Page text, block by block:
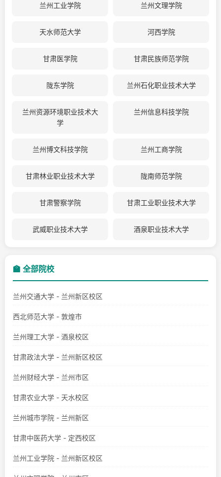
兰州工业学院 兰州文理学院
天水师范大学 河西学院
甘肃医学院 甘肃民族师范学院
陇东学院 兰州石化职业技术大学
兰州资源环境职业技术大
学
兰州信息科技学院
兰州博文科技学院 兰州工商学院
甘肃林业职业技术大学 陇南师范学院
甘肃警察学院 甘肃工业职业技术大学
武威职业技术大学 酒泉职业技术大学
🏫 全部院校
兰州交通大学 - 兰州新区校区
西北师范大学 - 敦煌市
兰州理工大学 - 酒泉校区
甘肃政法大学 - 兰州新区校区
兰州财经大学 - 兰州市区
甘肃农业大学 - 天水校区
兰州城市学院 - 兰州新区
甘肃中医药大学 - 定西校区
兰州工业学院 - 兰州新区校区